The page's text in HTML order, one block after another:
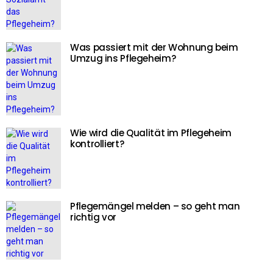
Was passiert mit der Wohnung beim
Umzug ins Pflegeheim?
Wie wird die Qualität im Pflegeheim
kontrolliert?
Pflegemängel melden – so geht man
richtig vor